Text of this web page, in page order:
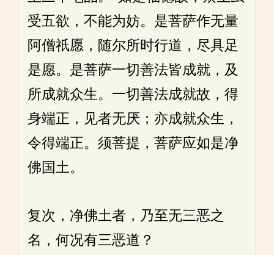
受五欲，不能为妨。是菩萨作无量
阿僧祇愿，随尔所时行道，尽具足
是愿。是菩萨一切善法皆成就，及
所成就众生。一切善法成就故，得
身端正，见者无厌；亦成就众生，
令得端正。须菩提，菩萨应如是净
佛国土。
复次，净佛土者，乃至无三恶之
名，何况有三恶道？